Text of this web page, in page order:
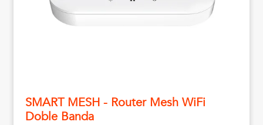
SMART MESH - Router Mesh WiFi
Doble Banda